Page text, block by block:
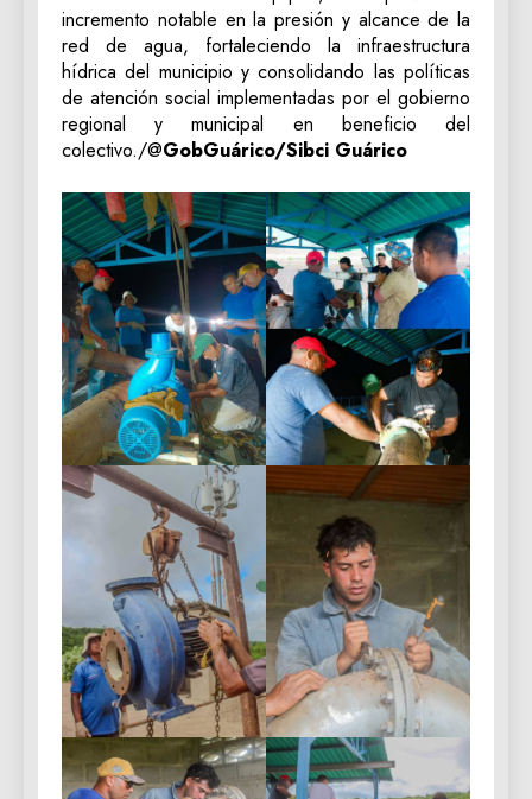
incremento notable en la presión y alcance de la
red de agua, fortaleciendo la infraestructura
hídrica del municipio y consolidando las políticas
de atención social implementadas por el gobierno
regional y municipal en beneficio del
colectivo./@GobGuárico/Sibci Guárico